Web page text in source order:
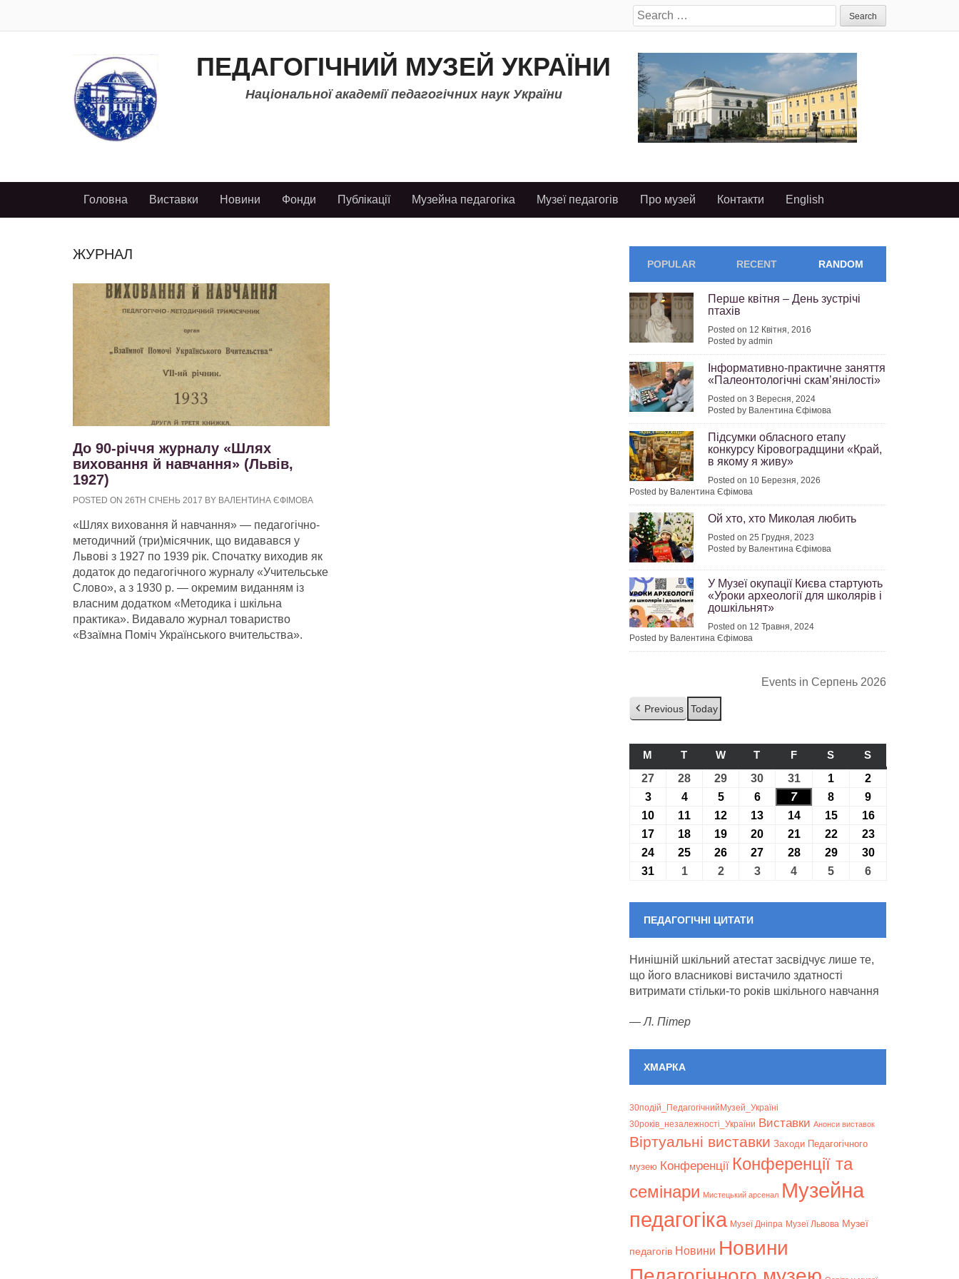
Search
for:
ПЕДАГОГІЧНИЙ МУЗЕЙ УКРАЇНИ
Національної академії педагогічних наук України
Головна Виставки Новини Фонди Публікації Музейна педагогіка Музеї педагогів Про музей Контакти English
ЖУРНАЛ
До 90-річчя журналу «Шлях
виховання й навчання» (Львів,
1927)
POSTED ON 26TH СІЧЕНЬ 2017 BY ВАЛЕНТИНА ЄФІМОВА
«Шлях виховання й навчання» — педагогічно-
методичний (три)місячник, що видавався у
Львові з 1927 по 1939 рік. Спочатку виходив як
додаток до педагогічного журналу «Учительське
Слово», а з 1930 р. — окремим виданням із
власним додатком «Методика і шкільна
практика». Видавало журнал товариство
«Взаїмна Поміч Українського вчительства».
POPULAR RECENT RANDOM
Перше квітня – День зустрічі
птахів
Posted on 12 Квітня, 2016
Posted by admin
Інформативно-практичне заняття
«Палеонтологічні скам’янілості»
Posted on 3 Вересня, 2024
Posted by Валентина Єфімова
Підсумки обласного етапу
конкурсу Кіровоградщини «Край,
в якому я живу»
Posted on 10 Березня, 2026
Posted by Валентина Єфімова
Ой хто, хто Миколая любить
Posted on 25 Грудня, 2023
Posted by Валентина Єфімова
У Музеї окупації Києва стартують
«Уроки археології для школярів і
дошкільнят»
Posted on 12 Травня, 2024
Posted by Валентина Єфімова
Events in Серпень 2026
Previous Today
M ПОНЕДІЛОК
T ВІВТОРОК
WСЕРЕДА
T ЧЕТВЕР
FП’ЯТНИЦЯ
S СУБОТА
S
27 27.07.2026
28 28.07.2026
29 29.07.2026
30 30.07.2026
3131.07.2026
1 01.08.2026
2
303.08.2026
404.08.2026
505.08.2026
606.08.2026
707.08.2026
8 08.08.2026
9
10 10.08.2026
11 11.08.2026
12 12.08.2026
13 13.08.2026
1414.08.2026
1515.08.2026
1616.08.2026
17 17.08.2026
18 18.08.2026
19 19.08.2026
20 20.08.2026
2121.08.2026
2222.08.2026
2323.08.2026
24 24.08.2026
25 25.08.2026
26 26.08.2026
27 27.08.2026
2828.08.2026
2929.08.2026
3030.08.2026
31 31.08.2026
101.09.2026
202.09.2026
303.09.2026
4 04.09.2026
5 05.09.2026
6
ПЕДАГОГІЧНІ ЦИТАТИ
Нинішній шкільний атестат засвідчує лише те,
що його власникові вистачило здатності
витримати стільки-то років шкільного навчання
—Л. Пітер
ХМАРКА
30подій_ПедагогічнийМузей_Україні
30років_незалежності_України Bиставки Анонси виставок
Віртуальні виставки Заходи Педагогічного
музею Конференції Конференції та
семінари Мистецький арсенал Музейна
педагогіка Музеї Дніпра Музеї Львова Музеї
педагогів Новини Новини